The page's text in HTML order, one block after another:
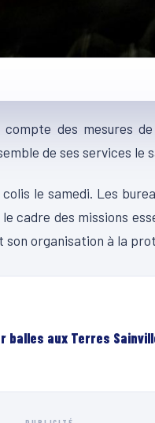
des mesures
de ses services le
le samedi. Les
cadre des missions
organisation à la
balles aux Terres